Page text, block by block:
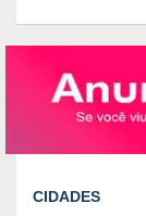
CIDADES